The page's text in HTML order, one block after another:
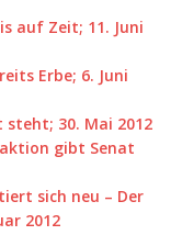
auf Zeit; 11. Juni
Erbe; 6. Juni
steht; 30. Mai 2012
gibt Senat
sich neu – Der
2012